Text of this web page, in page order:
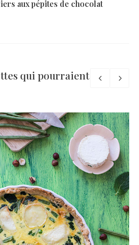
aux pépites de chocolat
qui pourraient